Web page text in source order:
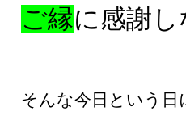
ご縁に感謝
そんな今日という日